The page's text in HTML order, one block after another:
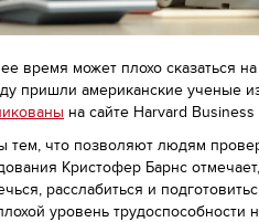
время может плохо сказаться
пришли американские ученые
на сайте Harvard Business
тем, что позволяют людям
Кристофер Барнс
расслабиться и
уровень трудоспособности